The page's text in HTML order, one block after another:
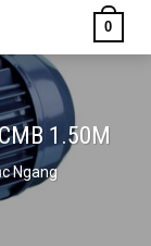
0
1.50M
Ngang